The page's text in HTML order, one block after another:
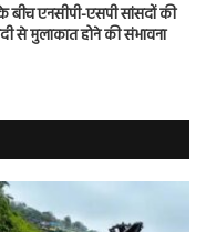
बीच एनसीपी-एसपी सांसदों की
से मुलाकात होने की संभावना